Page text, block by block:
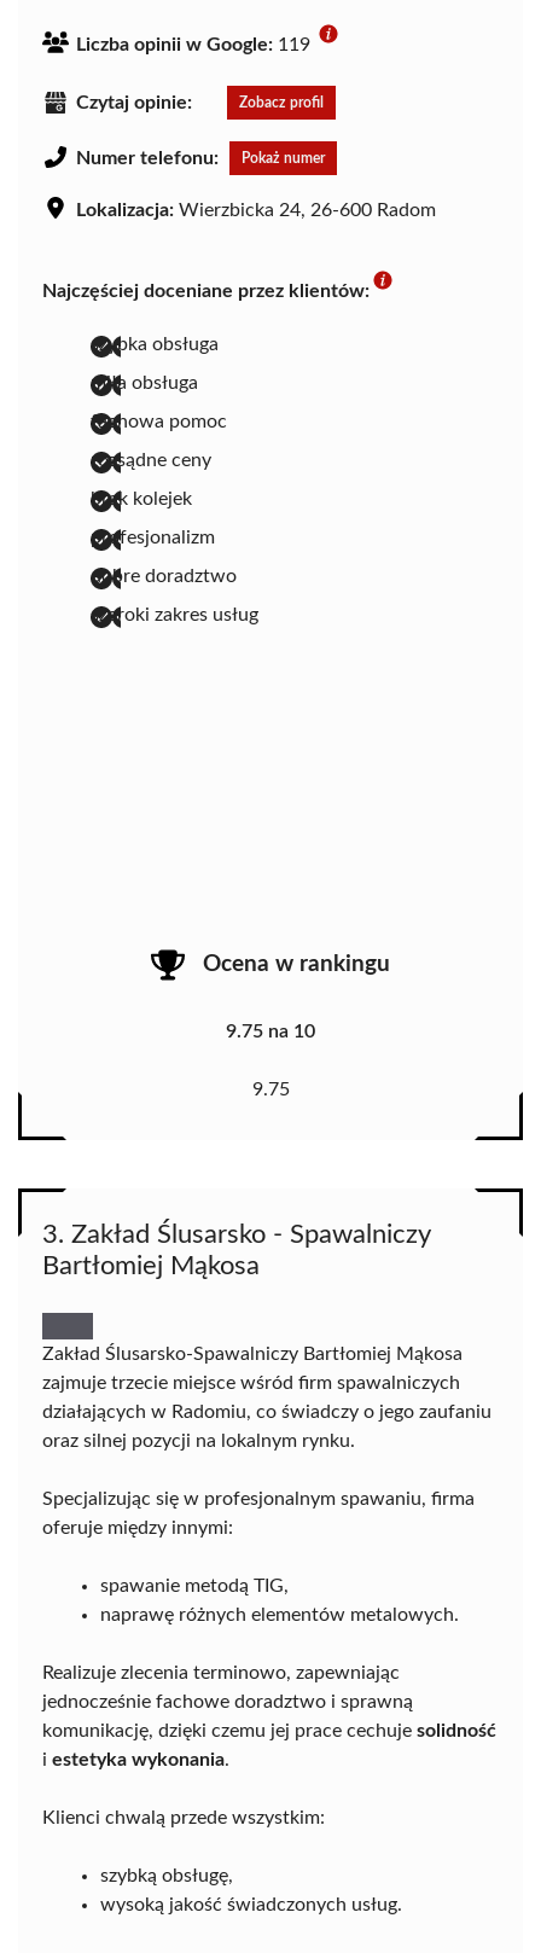
Liczba opinii w Google: 119
Czytaj opinie: Zobacz profil
Numer telefonu: Pokaż numer
Lokalizacja: Wierzbicka 24, 26-600 Radom
Najczęściej doceniane przez klientów:
szybka obsługa
miła obsługa
fachowa pomoc
rozsądne ceny
brak kolejek
profesjonalizm
dobre doradztwo
szeroki zakres usług
Ocena w rankingu
9.75 na 10
9.75
3. Zakład Ślusarsko - Spawalniczy
Bartłomiej Mąkosa
Zakład Ślusarsko-Spawalniczy Bartłomiej Mąkosa
zajmuje trzecie miejsce wśród firm spawalniczych
działających w Radomiu, co świadczy o jego zaufaniu
oraz silnej pozycji na lokalnym rynku.
Specjalizując się w profesjonalnym spawaniu, firma
oferuje między innymi:
spawanie metodą TIG,
naprawę różnych elementów metalowych.
Realizuje zlecenia terminowo, zapewniając
jednocześnie fachowe doradztwo i sprawną
komunikację, dzięki czemu jej prace cechuje solidność
i estetyka wykonania.
Klienci chwalą przede wszystkim:
szybką obsługę,
wysoką jakość świadczonych usług.